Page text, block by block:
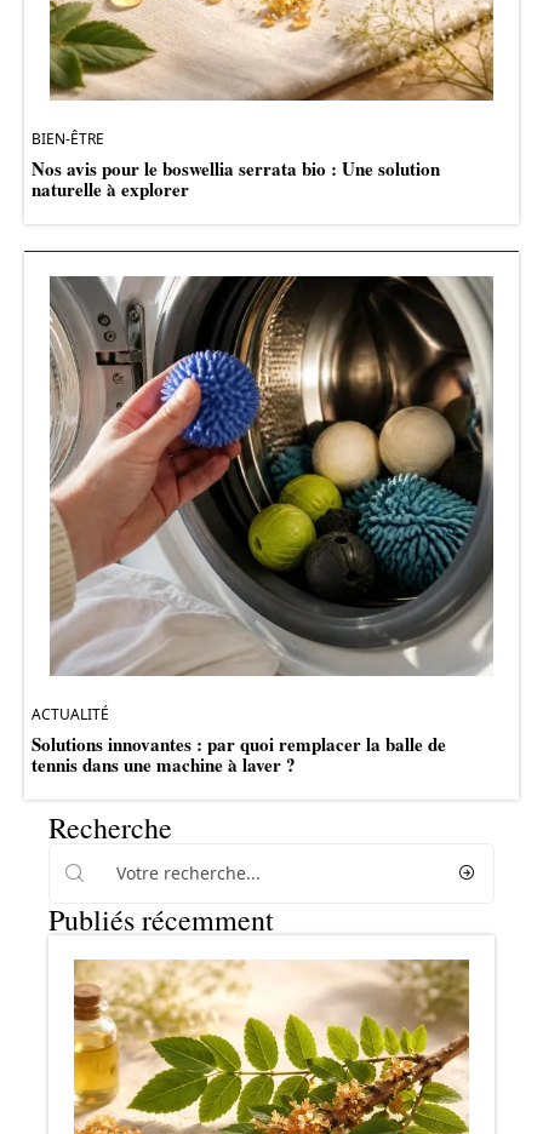
BIEN-ÊTRE
Nos avis pour le boswellia serrata bio : Une solution
naturelle à explorer
ACTUALITÉ
Solutions innovantes : par quoi remplacer la balle de
tennis dans une machine à laver ?
Recherche
Publiés récemment